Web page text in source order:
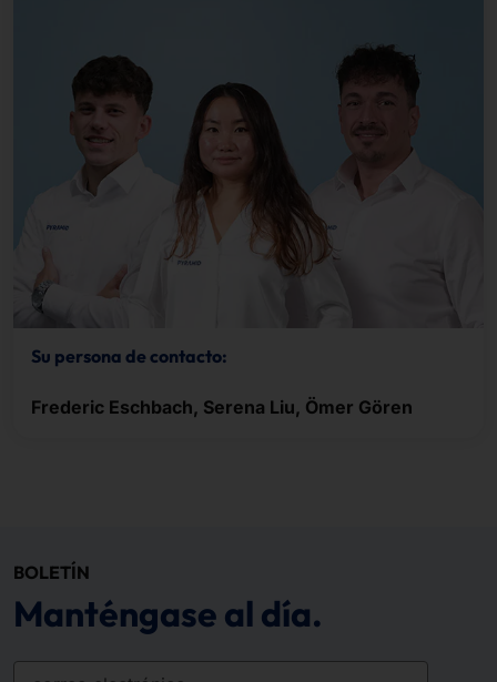
Su persona de contacto:
Frederic Eschbach, Serena Liu, Ömer Gören
BOLETÍN
Manténgase al día.
correo electrónico